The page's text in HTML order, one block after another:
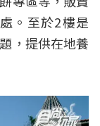
。至於2樓是
，提供在地養